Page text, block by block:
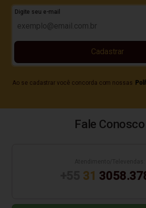
Digite seu e-mail
Ao se cadastrar você concorda com nossas
Cadastrar
Fale Conosco
31